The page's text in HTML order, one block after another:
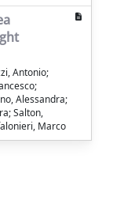
Antonio;
Alessandra;
Salton,
Marco